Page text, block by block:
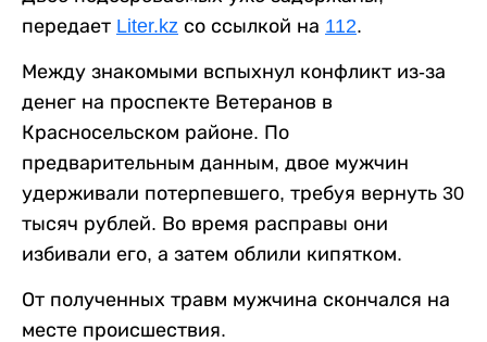
передает Liter.kz со ссылкой на 112.
Между знакомыми вспыхнул конфликт из-за
денег на проспекте Ветеранов в
Красносельском районе. По
предварительным данным, двое мужчин
удерживали потерпевшего, требуя вернуть 30
тысяч рублей. Во время расправы они
избивали его, а затем облили кипятком.
От полученных травм мужчина скончался на
месте происшествия.